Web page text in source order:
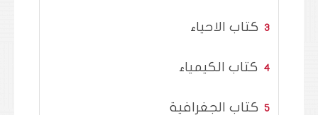
كتاب الاحياء
كتاب الكيمياء
كتاب الجغرافية